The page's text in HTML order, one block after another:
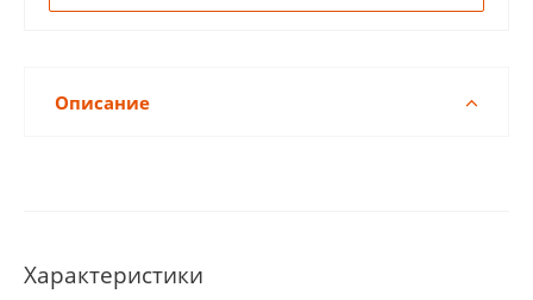
Описание
Характеристики